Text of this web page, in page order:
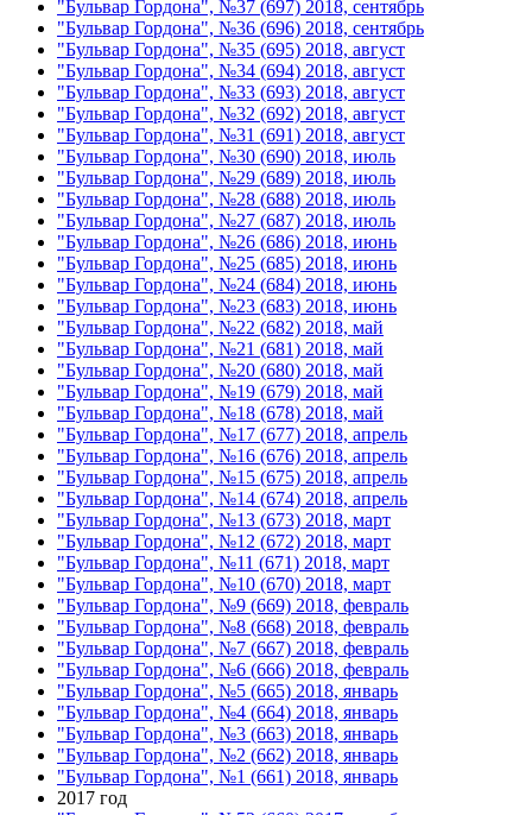
"Бульвар Гордона", №37 (697) 2018, сентябрь
"Бульвар Гордона", №36 (696) 2018, сентябрь
"Бульвар Гордона", №35 (695) 2018, август
"Бульвар Гордона", №34 (694) 2018, август
"Бульвар Гордона", №33 (693) 2018, август
"Бульвар Гордона", №32 (692) 2018, август
"Бульвар Гордона", №31 (691) 2018, август
"Бульвар Гордона", №30 (690) 2018, июль
"Бульвар Гордона", №29 (689) 2018, июль
"Бульвар Гордона", №28 (688) 2018, июль
"Бульвар Гордона", №27 (687) 2018, июль
"Бульвар Гордона", №26 (686) 2018, июнь
"Бульвар Гордона", №25 (685) 2018, июнь
"Бульвар Гордона", №24 (684) 2018, июнь
"Бульвар Гордона", №23 (683) 2018, июнь
"Бульвар Гордона", №22 (682) 2018, май
"Бульвар Гордона", №21 (681) 2018, май
"Бульвар Гордона", №20 (680) 2018, май
"Бульвар Гордона", №19 (679) 2018, май
"Бульвар Гордона", №18 (678) 2018, май
"Бульвар Гордона", №17 (677) 2018, апрель
"Бульвар Гордона", №16 (676) 2018, апрель
"Бульвар Гордона", №15 (675) 2018, апрель
"Бульвар Гордона", №14 (674) 2018, апрель
"Бульвар Гордона", №13 (673) 2018, март
"Бульвар Гордона", №12 (672) 2018, март
"Бульвар Гордона", №11 (671) 2018, март
"Бульвар Гордона", №10 (670) 2018, март
"Бульвар Гордона", №9 (669) 2018, февраль
"Бульвар Гордона", №8 (668) 2018, февраль
"Бульвар Гордона", №7 (667) 2018, февраль
"Бульвар Гордона", №6 (666) 2018, февраль
"Бульвар Гордона", №5 (665) 2018, январь
"Бульвар Гордона", №4 (664) 2018, январь
"Бульвар Гордона", №3 (663) 2018, январь
"Бульвар Гордона", №2 (662) 2018, январь
"Бульвар Гордона", №1 (661) 2018, январь
2017 год